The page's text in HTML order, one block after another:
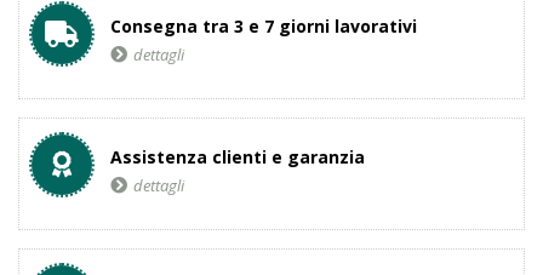
Consegna tra 3 e 7 giorni lavorativi
dettagli
Assistenza clienti e garanzia
dettagli